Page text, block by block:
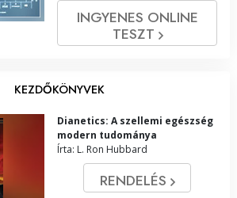
INGYENES ONLINE
TESZT
KEZDŐKÖNYVEK
Dianetics: A szellemi egészség
modern tudománya
Írta: L. Ron Hubbard
RENDELÉS